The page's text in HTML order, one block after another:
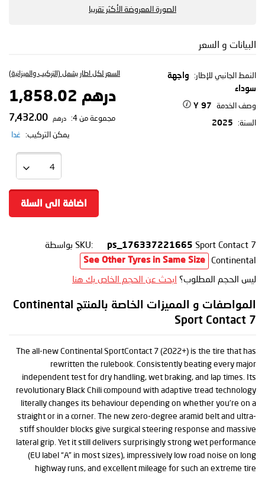
الصورة المعروضة الأكثر تقريبا
البيانات و السعر
النمط الجانبي للإطار:
واجهة
سوداء
وصف الخدمة 97 Y
السنة: 2025
السعر لكل اطار يشمل (التركيب والميزانية)
درهم 1,858.02
مجموعة من 4: درهم
يمكن التركيب: غدا
اضافة الى السلة
SKU: ps_176337221665 Sport Contact 7
بواسطة
Continental
See Other Tyres in Same Size
ليس الحجم المطلوب؟ ابحث عن الحجم الخاص بك هنا
المواصفات و المميزات الخاصة بالمنتج Continental
Sport Contact 7
The all-new Continental SportContact 7 (2022+) is the tire that has
rewritten the rulebook. Consistently beating every major
independent test for dry handling, wet braking, and lap times. Its
revolutionary Black Chili compound with adaptive tread technology
literally changes its behaviour depending on whether you’re on a
straight or in a corner. The new zero-degree aramid belt and ultra-
stiff shoulder blocks give surgical steering response and massive
lateral grip. Yet it still delivers surprisingly strong wet performance
(EU label “A” in most sizes), impressively low road noise on long
highway runs, and excellent mileage for such an extreme tire